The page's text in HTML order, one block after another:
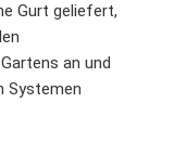
Gurt geliefert,
an und
Systemen